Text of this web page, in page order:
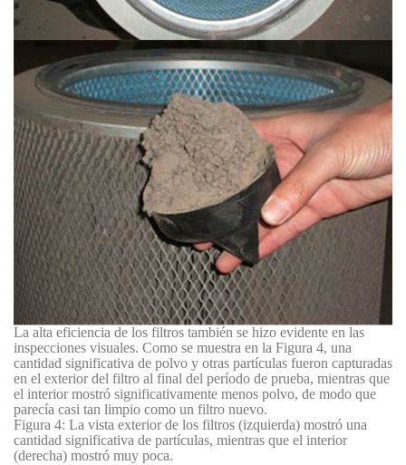
La alta eficiencia de los filtros también se hizo evidente en las
inspecciones visuales. Como se muestra en la Figura 4, una
cantidad significativa de polvo y otras partículas fueron capturadas
en el exterior del filtro al final del período de prueba, mientras que
el interior mostró significativamente menos polvo, de modo que
parecía casi tan limpio como un filtro nuevo.
Figura 4: La vista exterior de los filtros (izquierda) mostró una
cantidad significativa de partículas, mientras que el interior
(derecha) mostró muy poca.